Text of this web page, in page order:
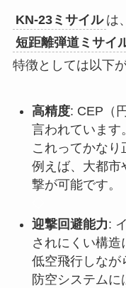
KN-23ミサイル は、
短距離弾道ミサイ
特徴としては以下
高精度: CEP（
言われています。
これってかなり
例えば、大都市
撃が可能です。
迎撃回避能力:
されにくい構造
低空飛行しなが
防空システムに